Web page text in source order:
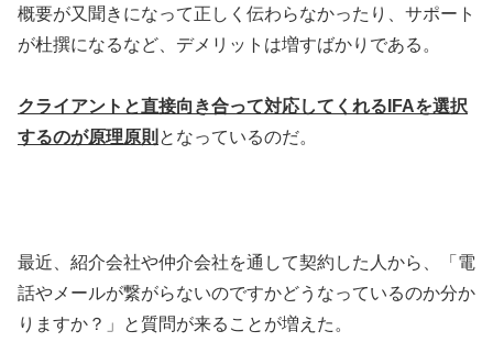
概要が又聞きになって正しく伝わらなかったり、サポート
が杜撰になるなど、デメリットは増すばかりである。
クライアントと直接向き合って対応してくれるIFAを選択
するのが原理原則 となっているのだ。
最近、紹介会社や仲介会社を通して契約した人から、「電
話やメールが繋がらないのですかどうなっているのか分か
りますか？」と質問が来ることが増えた。